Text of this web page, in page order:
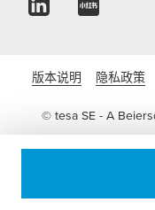
版本说明 隐私政策
© tesa SE - A
沪公